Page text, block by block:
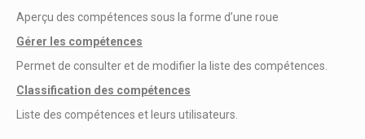
Aperçu des compétences sous la forme d’une roue
Gérer les compétences​
Permet de consulter et de modifier la liste des compétences.
Classification des compétences​
Liste des compétences et leurs utilisateurs.